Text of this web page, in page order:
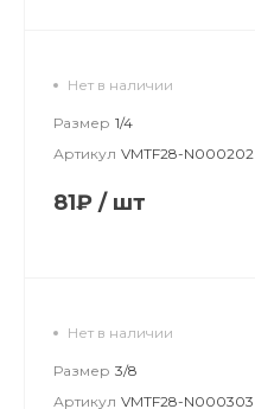
Нет в наличии
Размер 1/4
Артикул VMTF28-N000202
81₽ / шт
Нет в наличии
Размер 3/8
Артикул VMTF28-N000303